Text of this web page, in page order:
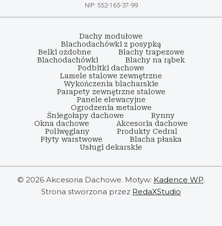
NIP: 552-165-37-99
Dachy modułowe
Blachodachówki z posypką
Belki ozdobne
Blachy trapezowe
Blachodachówki
Blachy na rąbek
Podbitki dachowe
Lamele stalowe zewnętrzne
Wykończenia blacharskie
Parapety zewnętrzne stalowe
Panele elewacyjne
Ogrodzenia metalowe
Śniegołapy dachowe
Rynny
Okna dachowe
Akcesoria dachowe
Poliwęglany
Produkty Cedral
Płyty warstwowe
Blacha płaska
Usługi dekarskie
© 2026 Akcesoria Dachowe. Motyw: Kadence WP.
Strona stworzona przez RedaXStudio